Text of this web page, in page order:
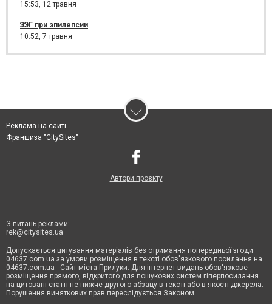
15:53, 12 травня
ЭЭГ при эпилепсии
10:52, 7 травня
Реклама на сайті
Франшиза "CitySites"
Автори проєкту
З питань реклами:
rek@citysites.ua
Допускається цитування матеріалів без отримання попередньої згоди
04637.com.ua за умови розміщення в тексті обов'язкового посилання на
04637.com.ua - Сайт міста Прилуки. Для інтернет-видань обов'язкове
розміщення прямого, відкритого для пошукових систем гіперпосилання
на цитовані статті не нижче другого абзацу в тексті або в якості джерела.
Порушення виняткових прав переслідується Законом.